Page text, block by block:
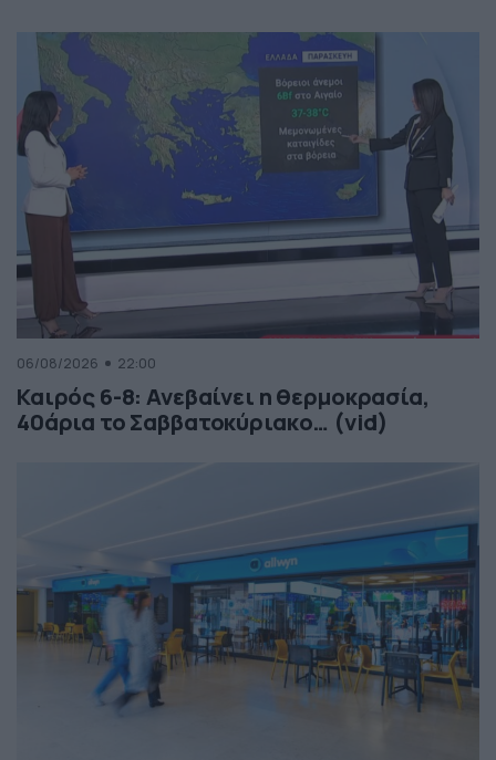
06/08/2026 22:00
Καιρός 6-8: Ανεβαίνει η θερμοκρασία,
40άρια το Σαββατοκύριακο… (vid)